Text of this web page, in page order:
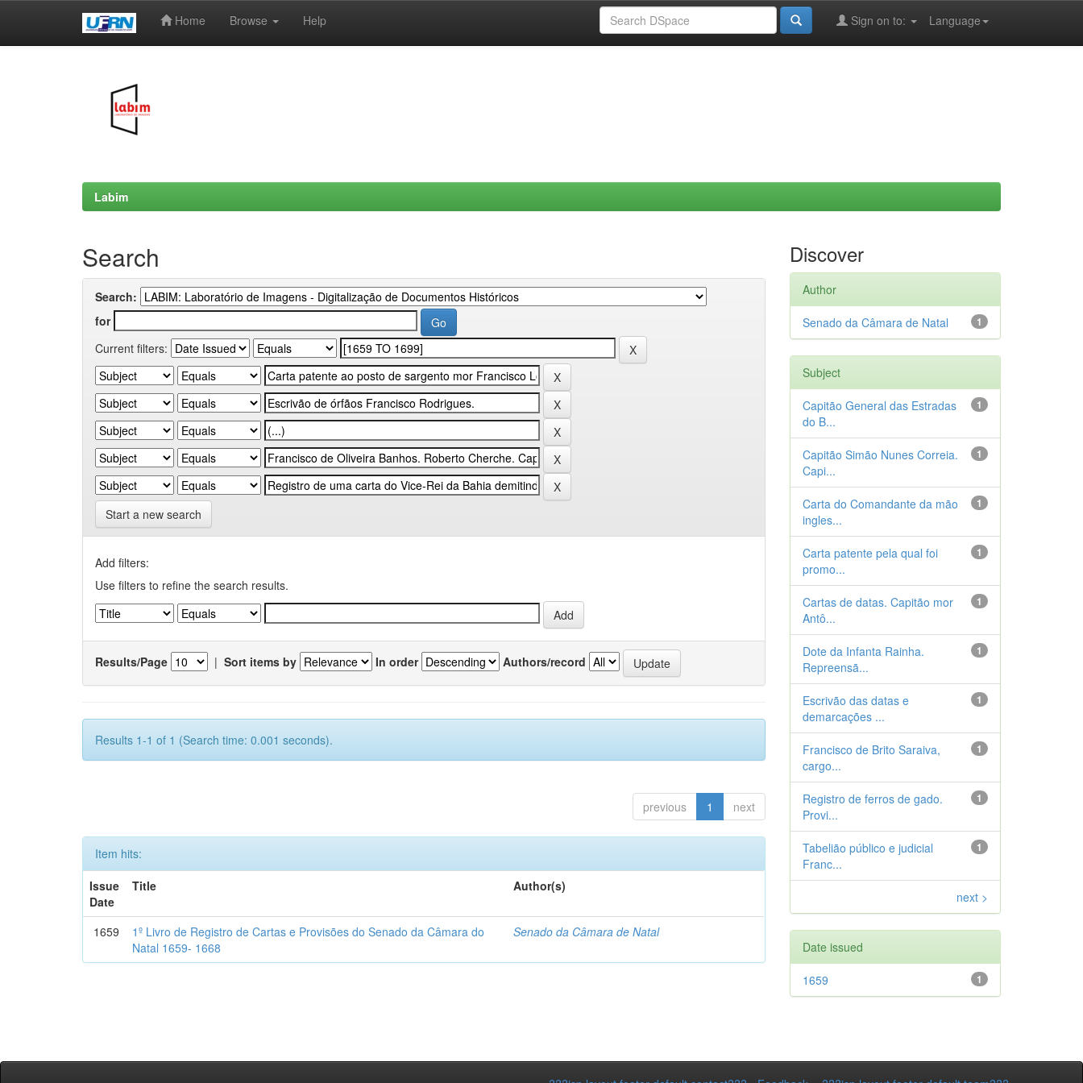
Home Browse Help Language
Sign on to:
Labim
Search
Search:
for
Current filters:
Start a new search
Add filters:
Use filters to refine the search results.
Results/Page | Sort items by In order Authors/record
Results 1-1 of 1 (Search time: 0.001 seconds).
previous 1 next
Item hits:
Issue
Date
Title Author(s)
1659
1º Livro de Registro de Cartas e Provisões do Senado da Câmara do
Natal 1659- 1668
Senado da Câmara de Natal
Discover
Author
1
Senado da Câmara de Natal
Subject
1
Capitão General das Estradas
do B...
1
Capitão Simão Nunes Correia.
Capi...
1
Carta do Comandante da mão
ingles...
1
Carta patente pela qual foi
promo...
1
Cartas de datas. Capitão mor
Antô...
1
Dote da Infanta Rainha.
Repreensã...
1
Escrivão das datas e
demarcações ...
1
Francisco de Brito Saraiva,
cargo...
1
Registro de ferros de gado.
Provi...
1
Tabelião público e judicial
Franc...
next >
Date issued
1
1659